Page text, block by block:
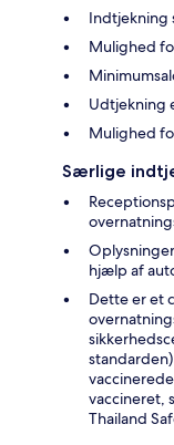
Indtjekning
Mulighed
Udtjekning
Mulighed
Særlige
hjælp af
Dette er et
vaccineret,
Thailand